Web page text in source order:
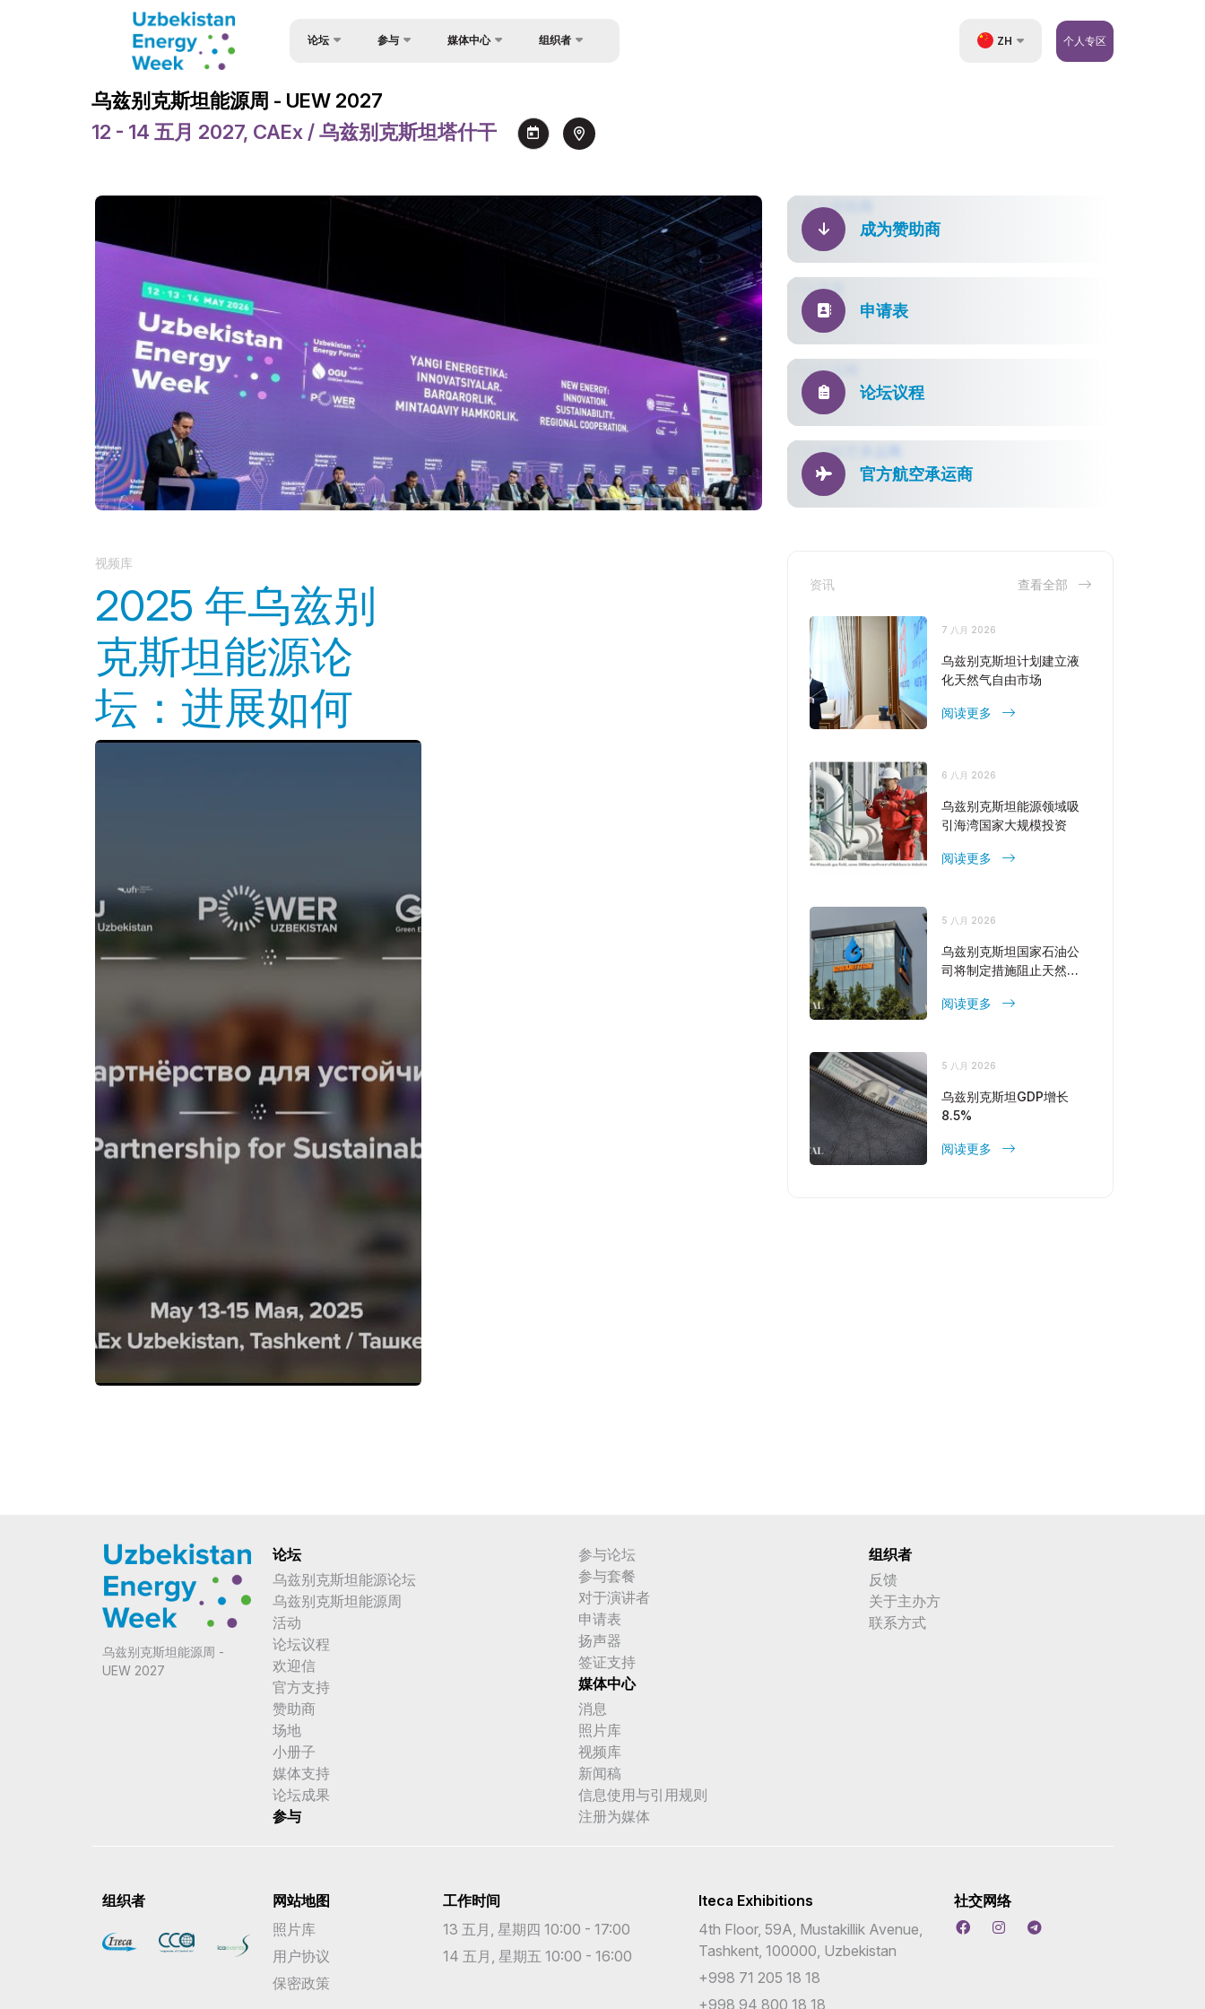
论坛
赞助商
小册子
媒体支持
参与
扬声器
媒体中心 组织者
联系方式
ZH 个人专区
乌兹别克斯坦能源周 - UEW 2027
12 - 14 五月 2027, CAEx / 乌兹别克斯坦塔什干
视频库
2025 年乌兹别
克斯坦能源论
坛：进展如何
成为赞助商
申请表
论坛议程
官方航空承运商
资讯 查看全部
7 八月 2026
乌兹别克斯坦计划建立液
化天然气自由市场
阅读更多
6 八月 2026
乌兹别克斯坦能源领域吸
引海湾国家大规模投资
阅读更多
5 八月 2026
乌兹别克斯坦国家石油公
司将制定措施阻止天然气
阅读更多
5 八月 2026
乌兹别克斯坦GDP增长
8.5%
阅读更多
乌兹别克斯坦能源周 -
UEW 2027
论坛
乌兹别克斯坦能源论坛
乌兹别克斯坦能源周
活动
论坛议程
欢迎信
官方支持
赞助商
场地
小册子
媒体支持
论坛成果
参与
参与论坛
参与套餐
对于演讲者
申请表
扬声器
签证支持
媒体中心
消息
照片库
视频库
新闻稿
信息使用与引用规则
注册为媒体
组织者
反馈
关于主办方
联系方式
组织者
网站地图
照片库
用户协议
保密政策
工作时间
13 五月, 星期四 10:00 - 17:00
14 五月, 星期五 10:00 - 16:00
Iteca Exhibitions
4th Floor, 59A, Mustakillik Avenue,
Tashkent, 100000, Uzbekistan
+998 71 205 18 18
+998 94 800 18 18
社交网络